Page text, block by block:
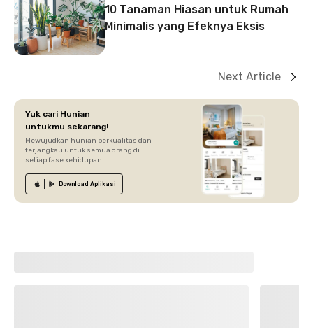
10 Tanaman Hiasan untuk Rumah
Minimalis yang Efeknya Eksis
Next Article
Yuk cari Hunian
untukmu sekarang!
Mewujudkan hunian berkualitas dan
terjangkau untuk semua orang di
setiap fase kehidupan.
Download Aplikasi